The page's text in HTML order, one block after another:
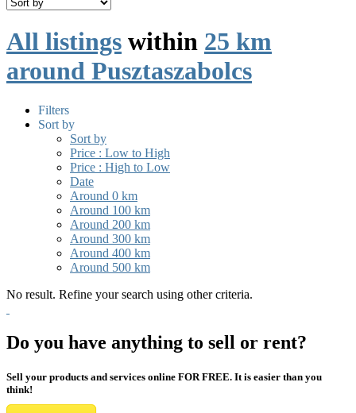
All listings within 25 km
around Pusztaszabolcs
Filters
Sort by
Sort by
Price : Low to High
Price : High to Low
Date
Around 0 km
Around 100 km
Around 200 km
Around 300 km
Around 400 km
Around 500 km
No result. Refine your search using other criteria.
Do you have anything to sell or rent?
Sell your products and services online FOR FREE. It is easier than you
think!